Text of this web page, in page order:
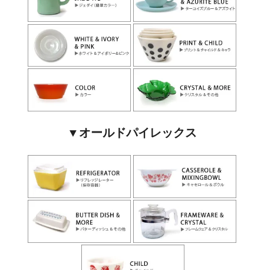
▼オールドパイレックス